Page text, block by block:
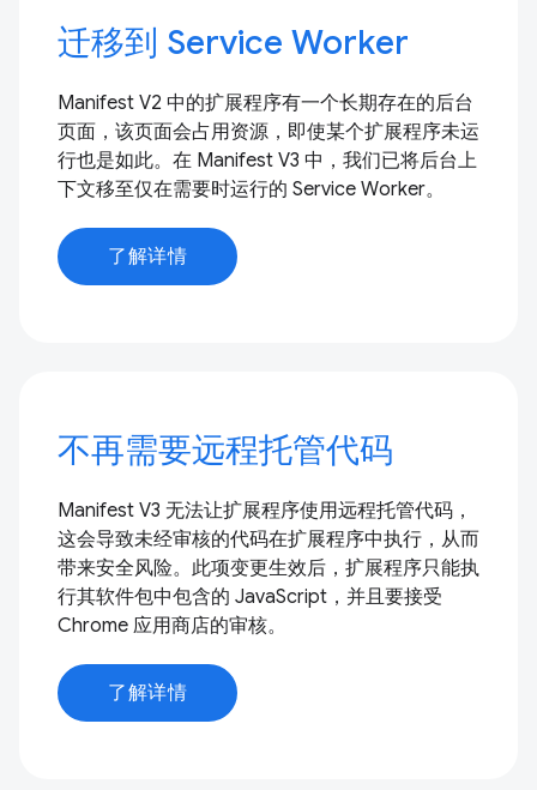
迁移到 Service Worker
Manifest V2 中的扩展程序有一个长期存在的后台
页面，该页面会占用资源，即使某个扩展程序未运
行也是如此。在 Manifest V3 中，我们已将后台上
下文移至仅在需要时运行的 Service Worker。
了解详情
不再需要远程托管代码
Manifest V3 无法让扩展程序使用远程托管代码，
这会导致未经审核的代码在扩展程序中执行，从而
带来安全风险。此项变更生效后，扩展程序只能执
行其软件包中包含的 JavaScript，并且要接受
Chrome 应用商店的审核。
了解详情